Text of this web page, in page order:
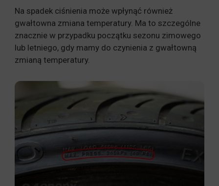
Na spadek ciśnienia może wpłynąć również
gwałtowna zmiana temperatury. Ma to szczególne
znacznie w przypadku początku sezonu zimowego
lub letniego, gdy mamy do czynienia z gwałtowną
zmianą temperatury.